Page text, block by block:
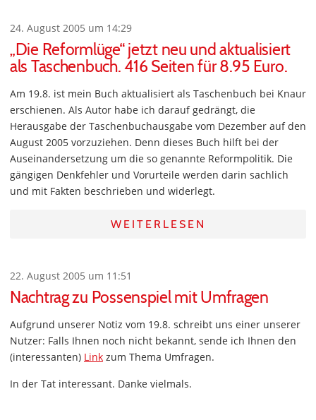
24. August 2005 um 14:29
„Die Reformlüge“ jetzt neu und aktualisiert
als Taschenbuch. 416 Seiten für 8.95 Euro.
Am 19.8. ist mein Buch aktualisiert als Taschenbuch bei Knaur
erschienen. Als Autor habe ich darauf gedrängt, die
Herausgabe der Taschenbuchausgabe vom Dezember auf den
August 2005 vorzuziehen. Denn dieses Buch hilft bei der
Auseinandersetzung um die so genannte Reformpolitik. Die
gängigen Denkfehler und Vorurteile werden darin sachlich
und mit Fakten beschrieben und widerlegt.
WEITERLESEN
22. August 2005 um 11:51
Nachtrag zu Possenspiel mit Umfragen
Aufgrund unserer Notiz vom 19.8. schreibt uns einer unserer
Nutzer: Falls Ihnen noch nicht bekannt, sende ich Ihnen den
(interessanten) Link zum Thema Umfragen.
In der Tat interessant. Danke vielmals.